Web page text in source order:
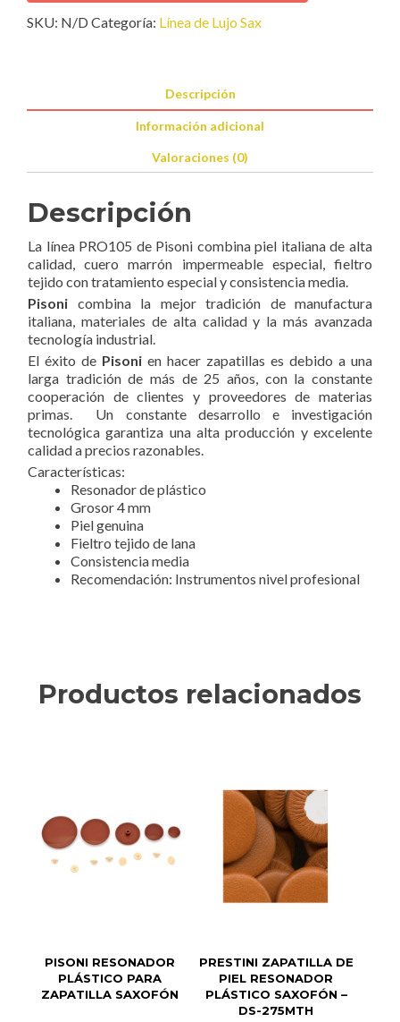
Resonador
cantidad
SKU: N/D Categoría: Línea de Lujo Sax
Descripción
Información adicional
Valoraciones (0)
Descripción
La línea PRO105 de Pisoni combina piel italiana de alta
calidad,cuero marrón impermeable especial, fieltro
tejido con tratamiento especial y consistencia media.
Pisoni combina la mejor tradición de manufactura
italiana, materiales de alta calidad y la más avanzada
tecnología industrial.
El éxito de Pisoni en hacer zapatillas es debido a una
larga tradición de más de 25 años, con la constante
cooperación de clientes y proveedores de materias
primas. Un constante desarrollo e investigación
tecnológica garantiza una alta producción y excelente
calidad a precios razonables.
Características:
Resonador de plástico
Grosor 4 mm
Piel genuina
Fieltro tejido de lana
Consistencia media
Recomendación: Instrumentos nivel profesional
Productos relacionados
PISONI RESONADOR
PLÁSTICO PARA
ZAPATILLA SAXOFÓN
PRESTINI ZAPATILLA DE
PIEL RESONADOR
PLÁSTICO SAXOFÓN –
DS-275MTH